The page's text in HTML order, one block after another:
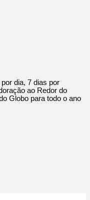
dia, 7 dias por
ao Redor do
Globo para todo o ano